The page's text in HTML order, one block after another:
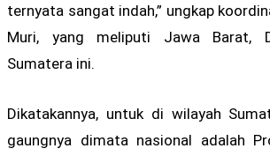
ternyata sangat indah,” ungkap
Muri, yang meliputi Jawa Barat,
Sumatera ini.
Dikatakannya, untuk di wilayah
gaungnya dimata nasional adalah